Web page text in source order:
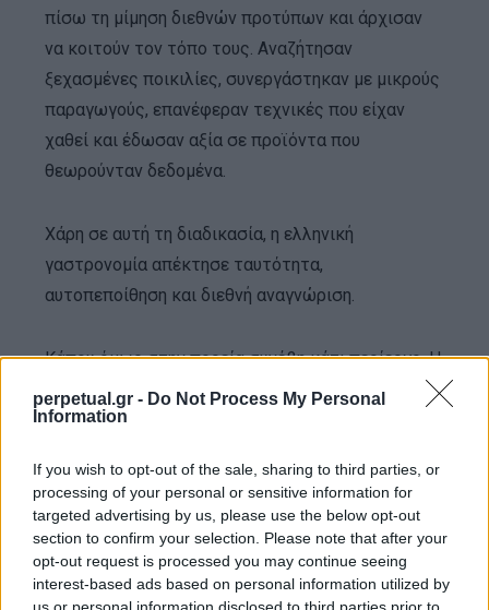
perpetual.gr - Do Not Process My Personal
Information
If you wish to opt-out of the sale, sharing to third parties, or
processing of your personal or sensitive information for
targeted advertising by us, please use the below opt-out
section to confirm your selection. Please note that after your
opt-out request is processed you may continue seeing
interest-based ads based on personal information utilized by
us or personal information disclosed to third parties prior to
πίσω τη μίμηση διεθνών προτύπων και άρχισαν
να κοιτούν τον τόπο τους. Αναζήτησαν
ξεχασμένες ποικιλίες, συνεργάστηκαν με μικρούς
παραγωγούς, επανέφεραν τεχνικές που είχαν
χαθεί και έδωσαν αξία σε προϊόντα που
θεωρούνταν δεδομένα.
Χάρη σε αυτή τη διαδικασία, η ελληνική
γαστρονομία απέκτησε ταυτότητα,
αυτοπεποίθηση και διεθνή αναγνώριση.
Κάπου όμως στην πορεία συνέβη κάτι περίεργο. Η
δημιουργική αναζήτηση μετατράπηκε σε
επικοινωνιακή φόρμουλα. Κάθε δεύτερος σεφ
βρήκε τον δρόμο του μέσα από μια κατσαρόλα
φασολάδας.
Κάθε τέταρτος αφιερώνει το μενού του στις
αναμνήσεις των παιδικών του χρόνων. Η